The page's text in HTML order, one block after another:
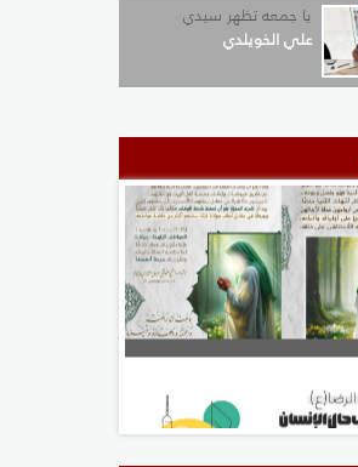
يا جمعه تظهر سيدي
علي الخويلدي